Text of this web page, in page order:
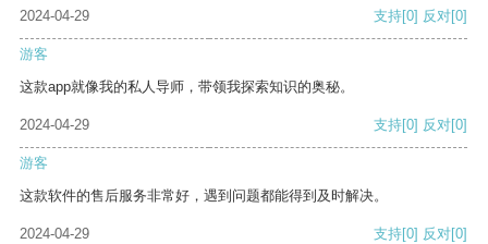
2024-04-29 支持[0] 反对[0]
游客
这款app就像我的私人导师，带领我探索知识的奥秘。
2024-04-29 支持[0] 反对[0]
游客
这款软件的售后服务非常好，遇到问题都能得到及时解决。
2024-04-29 支持[0] 反对[0]